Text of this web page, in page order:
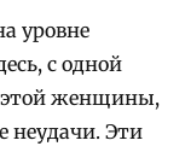
уровне
с одной
этой женщины,
неудачи. Эти